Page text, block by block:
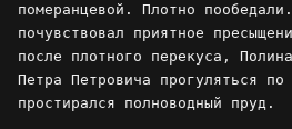
померанцевой. Плотно
почувствовал приятное
после плотного перекуса,
Петра Петровича прогуляться
простирался полноводный пруд.